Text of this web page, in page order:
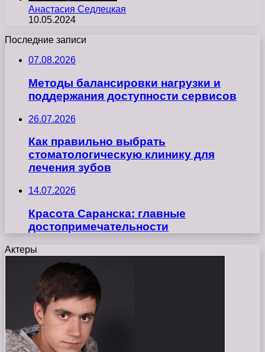
Анастасия Седлецкая
10.05.2024
Последние записи
07.08.2026
Методы балансировки нагрузки и
поддержания доступности сервисов
26.07.2026
Как правильно выбрать
стоматологическую клинику для
лечения зубов
14.07.2026
Красота Саранска: главные
достопримечательности
Актеры